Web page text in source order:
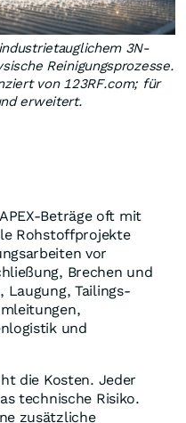
3N-
Reinigungsprozesse.
von 123RF.com; für
erweitert.
Beträge oft mit
Rohstoffprojekte
vor
Brechen und
Laugung, Tailings-
und
die Kosten. Jeder
technische Risiko.
zusätzliche